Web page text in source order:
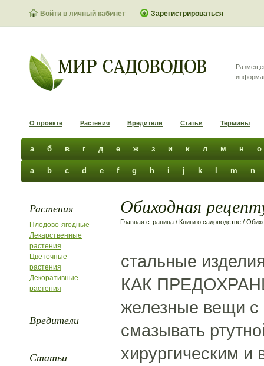
Войти в личный кабинет Зарегистрироваться
О проекте Растения Вредители Статьи Термины
а б в г д е ж з и к л м н о
a b c d e f g h i j k m n
Растения
Плодово-ягодные
Лекарственные
растения
Цветочные
растения
Декоративные
растения
Вредители
Статьи
Обиходная
Главная страница / Книги о садоводстве /
стальные
КАК
железные вещи с
смазывать
хирургическим